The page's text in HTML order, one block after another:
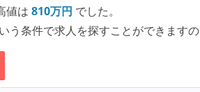
値は 810万円 でした。
う条件で求人を探すことができます